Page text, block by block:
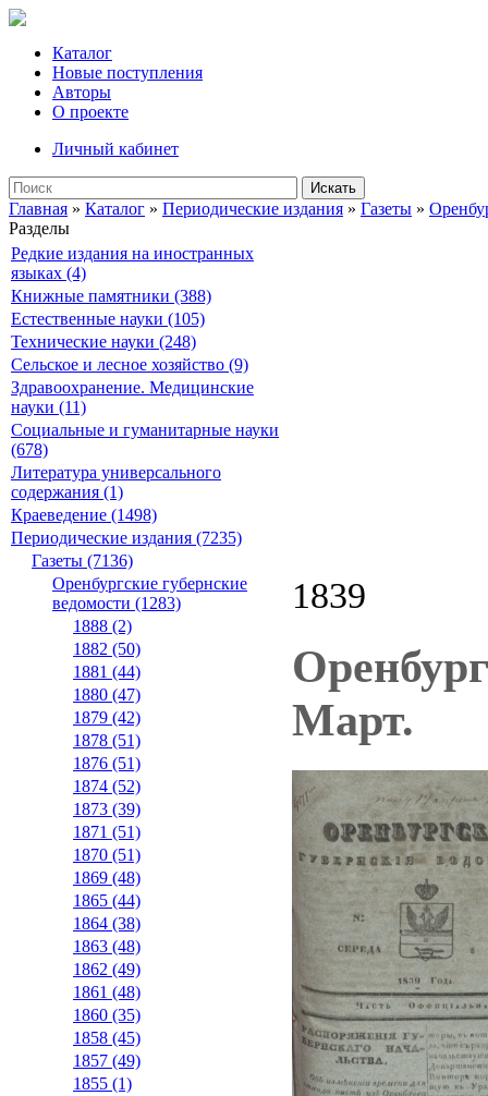
Каталог
Новые поступления
Авторы
О проекте
Личный кабинет
Искать
Главная » Каталог » Периодические издания » Газеты »
Разделы
Редкие издания на иностранных
языках (4)
Книжные памятники (388)
Естественные науки (105)
Технические науки (248)
Сельское и лесное хозяйство (9)
Здравоохранение. Медицинские
науки (11)
Социальные и гуманитарные науки
(678)
Литература универсального
содержания (1)
Краеведение (1498)
Периодические издания (7235)
Газеты (7136)
Оренбургские губернские
ведомости (1283)
1888 (2)
1882 (50)
1881 (44)
1880 (47)
1879 (42)
1878 (51)
1876 (51)
1874 (52)
1873 (39)
1871 (51)
1870 (51)
1869 (48)
1865 (44)
1864 (38)
1863 (48)
1862 (49)
1861 (48)
1860 (35)
1858 (45)
1857 (49)
1855 (1)
1839
Март.